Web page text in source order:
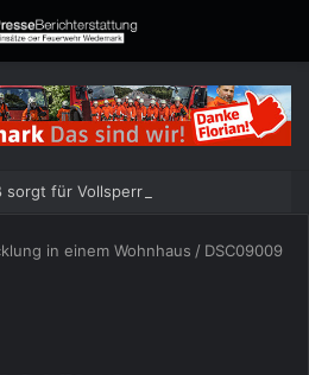
für Vollsperrung
in einem Wohnhaus / DSC09009